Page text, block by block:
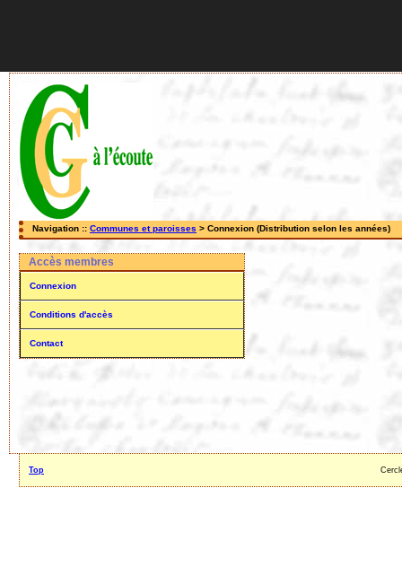
Navigation :: Communes et paroisses > Connexion (Distribution selon les années)
Accès membres
Connexion
Conditions d'accès
Contact
Top